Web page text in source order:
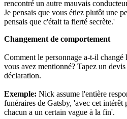
rencontré un autre mauvais
Je pensais que vous étiez plutôt une
pensais que c'était ta fierté secrète.'
Changement de comportement
Comment le personnage a-t-il
vous avez mentionné? Tapez un
déclaration.
Exemple: Nick assume l'entière
funéraires de Gatsby, 'avec cet intérêt
chacun a un certain vague à la fin'.